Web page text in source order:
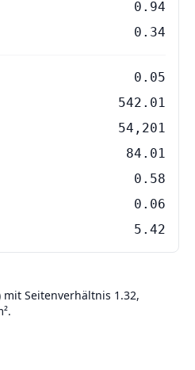
0.94
0.34
0.05
542.01
54,201
84.01
0.58
0.06
5.42
mit Seitenverhältnis 1.32,